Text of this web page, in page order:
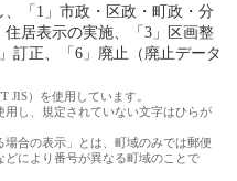
「1」市政・区政・町政・分
居表示の実施、「3」区画整
訂正、「6」廃止（廃止データ
JIS）を使用しています。
用し、規定されていない文字はひらが
場合の表示」とは、町域のみでは郵便
により番号が異なる町域のことで